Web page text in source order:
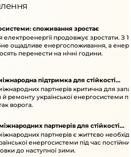
споживання зростає
продовжує зростати. З
ощадливе енергоспоживання, а
перенести на нічні години.
підтримка для стійкості
партнерів критична для
ремонту української енергосистеми
ворога.
партнерів для стійкості
партнерів є життєво
енергосистеми під час
до наступної зими.